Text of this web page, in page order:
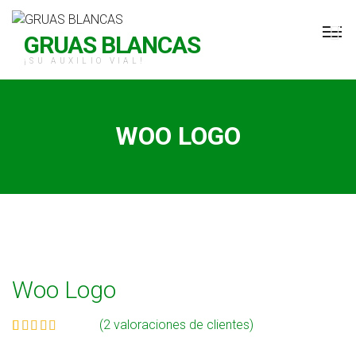
GRUAS BLANCAS
¡SU AUXILIO VIAL!
WOO LOGO
Woo Logo
(2 valoraciones de clientes)